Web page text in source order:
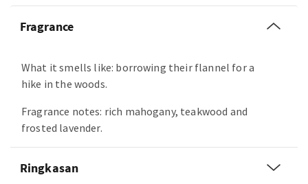
Fragrance
What it smells like: borrowing their flannel for a
hike in the woods.
Fragrance notes: rich mahogany, teakwood and
frosted lavender.
Ringkasan